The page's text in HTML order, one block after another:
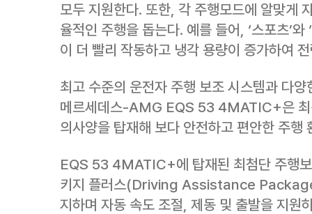
모두 지원한다. 또한, 각 주행모드에 알맞게
율적인 주행을 돕는다. 예를 들어, ‘스포츠’
이 더 빨리 작동하고 냉각 용량이 증가하여
최고 수준의 운전자 주행 보조 시스템과 다양
메르세데스-AMG EQS 53 4MATIC+은 최
의사양을 탑재해 보다 안전하고 편안한 주행
EQS 53 4MATIC+에 탑재된 최첨단 주행
키지 플러스(Driving Assistance
지하며 자동 속도 조절, 제동 및 출발을 지원